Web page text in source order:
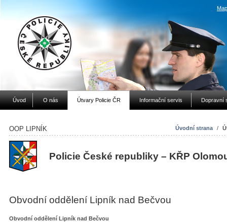
Úvod O nás Útvary Policie ČR Informační servis Dopravní
Úvodní strana /
OOP LIPNÍK
Policie České republiky – KŘP
Obvodní oddělení Lipník nad Bečvou
Obvodní oddělení Lipník nad Bečvou